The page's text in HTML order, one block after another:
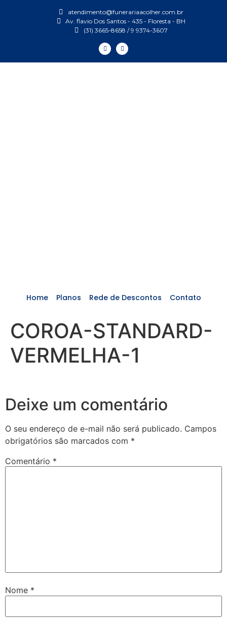
atendimento@funerariaacolher.com.br
Av. flavio Dos Santos - 435 - Floresta - BH
(31) 3665-8658 / 9 9374-3607
Home Planos Rede de Descontos Contato
COROA-STANDARD-
VERMELHA-1
Deixe um comentário
O seu endereço de e-mail não será publicado. Campos
obrigatórios são marcados com *
Comentário *
Nome *